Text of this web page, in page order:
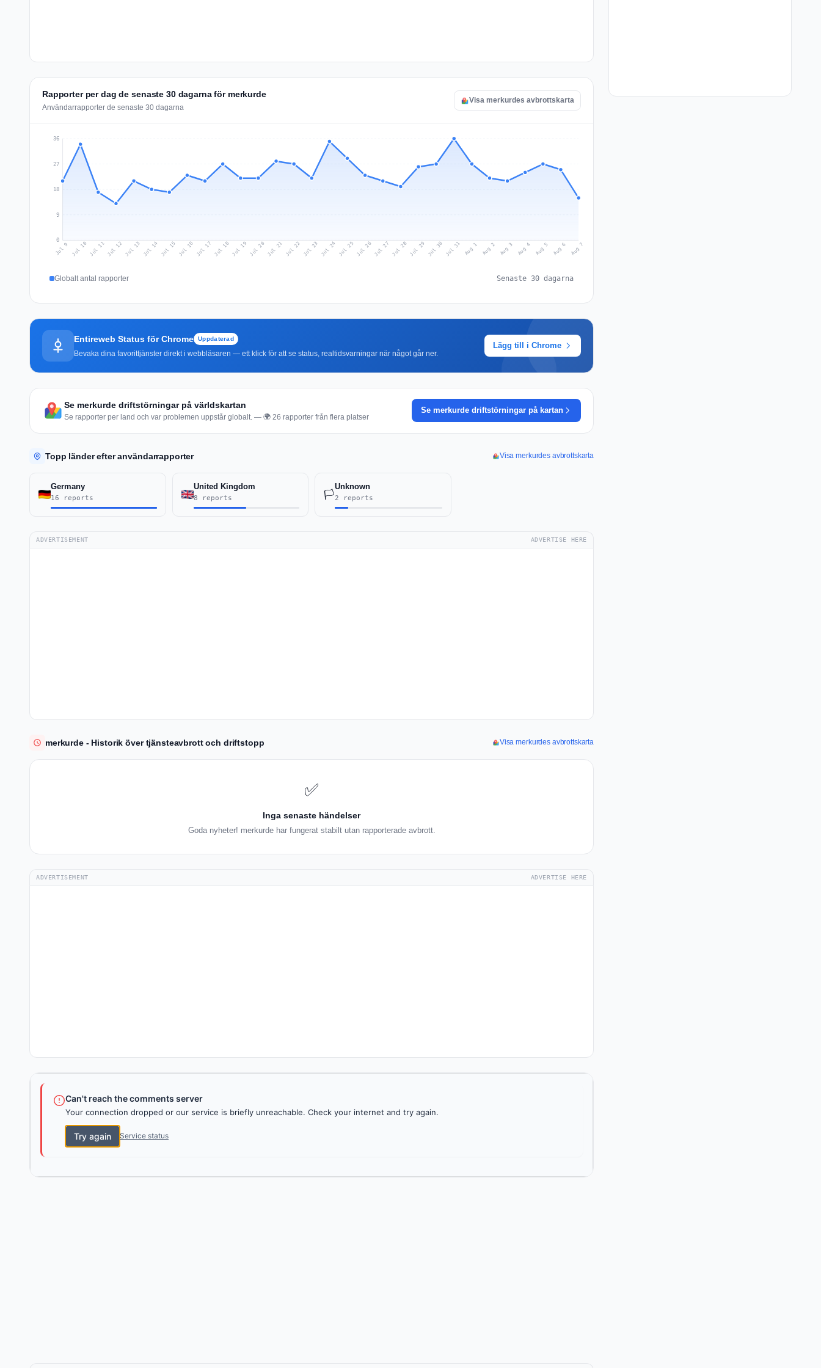
Rapporter per dag de senaste 30 dagarna för merkurde
Användarrapporter de senaste 30 dagarna
Visa merkurdes avbrottskarta
0
9
18
27
36
Jul 9 Jul 10 Jul 11Jul 12Jul 13 Jul 14 Jul 15 Jul 16 Jul 17 Jul 18Jul 19 Jul 20 Jul 21 Jul 22 Jul 23 Jul 24 Jul 25 Jul 26Jul 27 Jul 28Jul 29 Jul 30 Jul 31 Aug 1 Aug 2 Aug 3 Aug 4 Aug 5 Aug 6 Aug 7
Globalt antal rapporter Senaste 30 dagarna
Entireweb Status för Chrome Uppdaterad
Bevaka dina favorittjänster direkt i webbläsaren — ett klick för att se status, realtidsvarningar när något går ner.
Lägg till i Chrome
Se merkurde driftstörningar på världskartan
Se rapporter per land och var problemen uppstår globalt. — 🌍 26 rapporter från flera platser
Se merkurde driftstörningar på kartan
Topp länder efter användarrapporter Visa merkurdes avbrottskarta
Germany
16 reports
United Kingdom
8 reports 🏳️
Unknown
2 reports
ADVERTISEMENT ADVERTISE HERE
merkurde - Historik över tjänsteavbrott och driftstopp Visa merkurdes avbrottskarta
✅
Inga senaste händelser
Goda nyheter! merkurde har fungerat stabilt utan rapporterade avbrott.
ADVERTISEMENT ADVERTISE HERE
Can't reach the comments server
Your connection dropped or our service is briefly unreachable. Check your internet and try again.
Try again Service status